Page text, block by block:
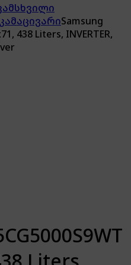
მსხვილი
მაცივარიSamsung
438 Liters, INVERTER,